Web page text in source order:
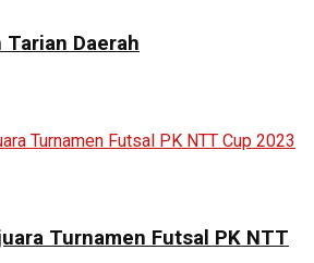
Tarian Daerah
Turnamen Futsal PK NTT